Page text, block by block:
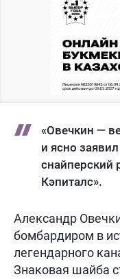
«Овечкин —
и ясно
снайперский
Кэпиталс».
Александр
бомбардиром в
легендарного
Знаковая шайба